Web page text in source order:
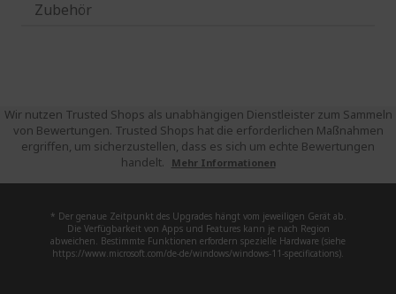
Zubehör
Wir nutzen Trusted Shops als unabhängigen Dienstleister zum Sammeln
von Bewertungen. Trusted Shops hat die erforderlichen Maßnahmen
ergriffen, um sicherzustellen, dass es sich um echte Bewertungen
handelt.
Mehr Informationen
* Der genaue Zeitpunkt des Upgrades hängt vom jeweiligen Gerät ab.
Die Verfügbarkeit von Apps und Features kann je nach Region
abweichen. Bestimmte Funktionen erfordern spezielle Hardware (siehe
https://www.microsoft.com/de-de/windows/windows-11-specifications).